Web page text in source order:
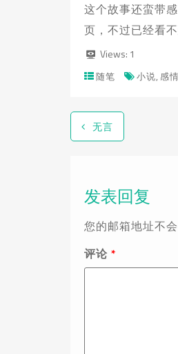
这个故事还蛮带
页，不过已经看
Views: 1
随笔 小说, 感情
无言
发表回复
您的邮箱地址不会
评论 *